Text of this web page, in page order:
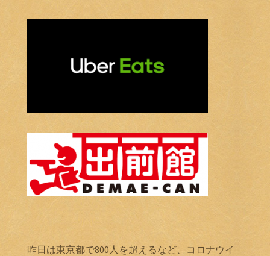
昨日は東京都で800人を超えるなど、コロナウイ